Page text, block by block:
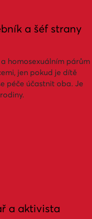
a šéf strany
homosexuálním párům
jen pokud je dítě
péče účastnit oba. Je
a aktivista